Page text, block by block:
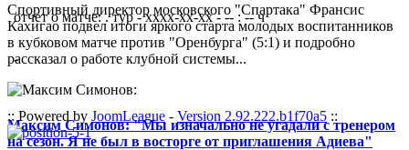
Спортивный директор московского "Спартака" Франсис
Кахигао подвел итоги яркого старта молодых воспитанников
в кубковом матче против "Оренбурга" (5:1) и подробно
рассказал о работе клубной системы...
Максим Симонов: "Мы изначально не угадали с тренером
на сезон. Я не был в восторге от приглашения Адиева"
отчет о матче: . тур - xxxx-xx-xx - -- : -- ч
-
:: Powered by JoomLeague - Version 2.92.222.b1f70a5 ::